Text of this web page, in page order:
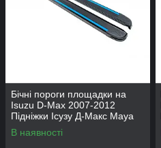
Бічні пороги площадки на
Isuzu D-Max 2007-2012
Підніжки Ісузу Д-Макс Maya
Blue
В наявності